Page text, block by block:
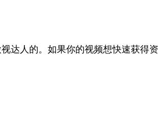
达人的。如果你的视频想快速获得